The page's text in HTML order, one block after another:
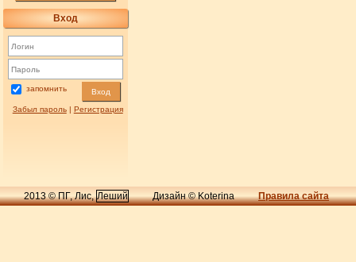
Вход
запомнить Вход
Забыл пароль| Регистрация
2013 © ПГ, Лис,Леший Дизайн © Koterina Правила сайта